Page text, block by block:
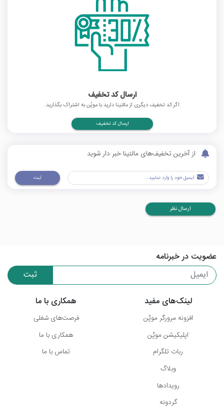
ارسال کد تخفیف
اگر کد تخفیف دیگری از مالتینا دارید با موپُن به اشتراک بگذارید.
ارسال کد تخفیف
از آخرین تخفیف‌های مالتینا خبر دار شوید
ثبت
ارسال نظر
عضویت در خبرنامه
ثبت
لینک‌های مفید
افزونه مرورگر موپُن
اپلیکیشن موپُن
ربات تلگرام
وبلاگ
رویدادها
گردونه
همکاری با ما
فرصت‌های شغلی
همکاری با ما
تماس با ما